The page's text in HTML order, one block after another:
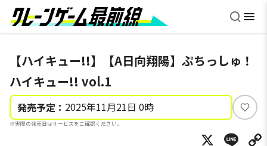
【ハイキュー!!】【A日向翔陽】ぷちっしゅ！
ハイキュー!! vol.1
発売予定： 2025年11月21日 0時
※実際の発売日はサービスをご確認ください。
い
ね
X